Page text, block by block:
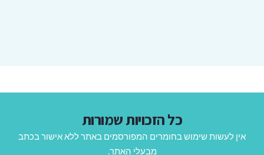
כל הזכויות שמורות
אין לעשות שימוש בחומרים המפורסמים באתר ללא אישור בכתב
מבעלי האתר.